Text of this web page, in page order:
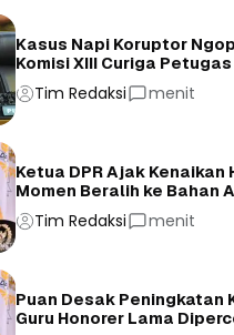
Kasus Napi Koruptor
Komisi XIII Curiga
Tim Redaksi menit
Ketua DPR Ajak
Momen Beralih ke Bahan
Tim Redaksi menit
Puan Desak Peningkatan
Guru Honorer Lama